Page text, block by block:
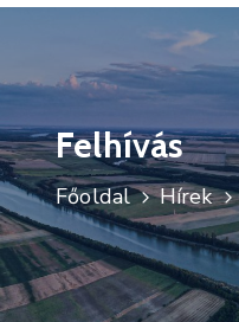
Felhívás
Főoldal Hírek